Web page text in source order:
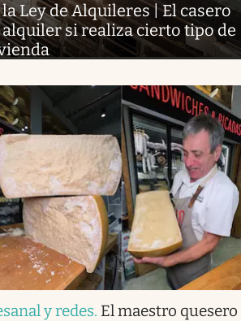
Ley de Alquileres | El casero
si realiza cierto tipo de
y redes. El maestro quesero